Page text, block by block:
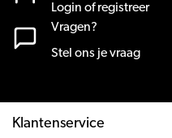
Login of registreer
Vragen?
Stel ons je vraag
Klantenservice